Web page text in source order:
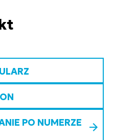
PO NUMERZE